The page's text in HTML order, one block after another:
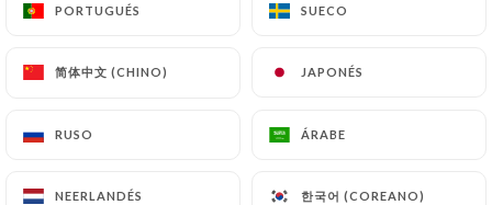
PORTUGUÉS SUECO
简体中文 (CHINO) JAPONÉS
RUSO ÁRABE
NEERLANDÉS 한국어 (COREANO)
PORTUGUÉS SUECO
简体中文 (CHINO) JAPONÉS
RUSO ÁRABE
NEERLANDÉS 한국어 (COREANO)